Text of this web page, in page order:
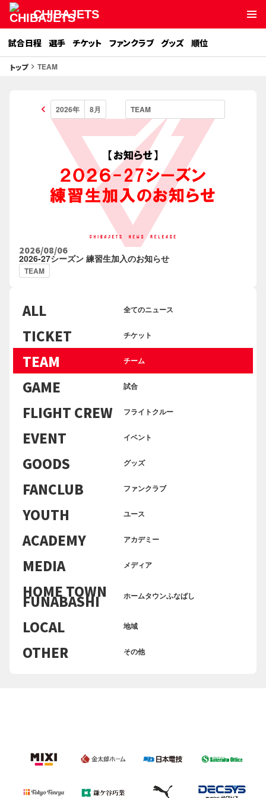
CHIBAJETS
試合日程 選手 チケット ファンクラブ グッズ 順位
トップkeyboard_arrow_right TEAM
keyboard_arrow_left
2026/08/06
2026-27シーズン 練習生加入のお知らせ
TEAM
ALL 全てのニュース
TICKET チケット
TEAM チーム
GAME 試合
FLIGHT CREW フライトクルー
EVENT イベント
GOODS グッズ
FANCLUB ファンクラブ
YOUTH ユース
ACADEMY アカデミー
MEDIA メディア
HOME TOWN
FUNABASHI ホームタウンふなばし
LOCAL 地域
OTHER その他